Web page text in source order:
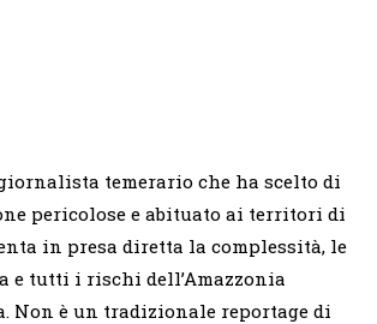
temerario che ha scelto di
pericolose e abituato ai territori di
in presa diretta la complessità, le
e tutti i rischi dell’Amazzonia
Non è un tradizionale reportage di